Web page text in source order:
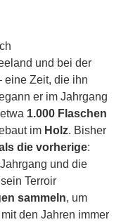
und bei der
eine Zeit, die ihn
er im Jahrgang
1.000 Flaschen
im Holz. Bisher
die vorherige:
und die
Terroir
sammeln, um
den Jahren immer